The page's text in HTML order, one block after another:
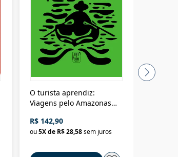
O turista aprendiz:
Viagens pelo Amazonas
até a Bolívia e por Marajó
até dizer chega
R$ 142,90
ou5X de R$ 28,58sem juros